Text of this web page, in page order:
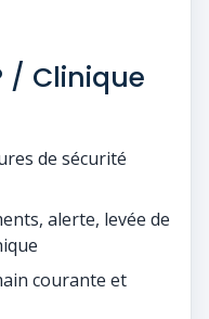
/ Clinique
de sécurité
alerte, levée de
courante et